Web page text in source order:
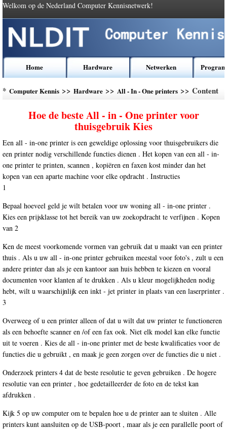
Welkom op de Nederland Computer Kennisnetwerk!
Home Hardware Netwerken
* Computer Kennis >> Hardware >> All - In - One printers >> Content
Hoe de beste All - in - One printer voor
thuisgebruik Kies
Een all - in-one printer is een geweldige oplossing voor thuisgebruikers die
een printer nodig verschillende functies dienen . Het kopen van een all - in-
one printer te printen, scannen , kopiëren en faxen kost minder dan het
kopen van een aparte machine voor elke opdracht . Instructies
1
Bepaal hoeveel geld je wilt betalen voor uw woning all - in-one printer .
Kies een prijsklasse tot het bereik van uw zoekopdracht te verfijnen . Kopen
van 2
Ken de meest voorkomende vormen van gebruik dat u maakt van een printer
thuis . Als u uw all - in-one printer gebruiken meestal voor foto's , zult u een
andere printer dan als je een kantoor aan huis hebben te kiezen en vooral
documenten voor klanten af te drukken . Als u kleur mogelijkheden nodig
hebt, wilt u waarschijnlijk een inkt - jet printer in plaats van een laserprinter .
3
Overweeg of u een printer alleen of dat u wilt dat uw printer te functioneren
als een behoefte scanner en /of een fax ook. Niet elk model kan elke functie
uit te voeren . Kies de all - in-one printer met de beste kwalificaties voor de
functies die u gebruikt , en maak je geen zorgen over de functies die u niet .
Onderzoek printers 4 dat de beste resolutie te geven gebruiken . De hogere
resolutie van een printer , hoe gedetailleerder de foto en de tekst kan
afdrukken .
Kijk 5 op uw computer om te bepalen hoe u de printer aan te sluiten . Alle
printers kunt aansluiten op de USB-poort , maar als je een parallelle poort of